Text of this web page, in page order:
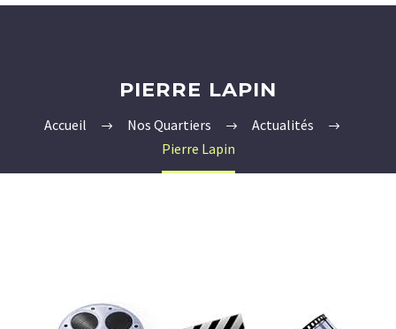
PIERRE LAPIN
Accueil Nos Quartiers
Actualités
Pierre Lapin